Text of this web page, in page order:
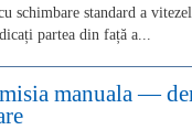
schimbare standard a
partea din față a...
manuala —